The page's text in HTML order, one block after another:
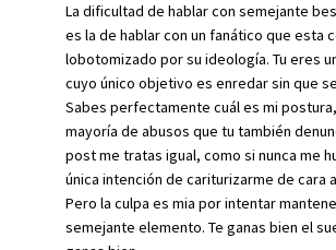
La dificultad de hablar con semejante
es la de hablar con un fanático que esta
lobotomizado por su ideología. Tu eres
cuyo único objetivo es enredar sin que
Sabes perfectamente cuál es mi
mayoría de abusos que tu también
post me tratas igual, como si nunca me
única intención de cariturizarme de cara
Pero la culpa es mia por intentar
semejante elemento. Te ganas bien el